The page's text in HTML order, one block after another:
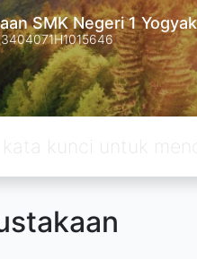
SMK Negeri 1